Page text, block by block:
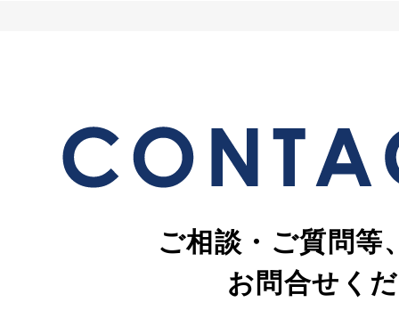
ご相談・ご質問等
お問合せく